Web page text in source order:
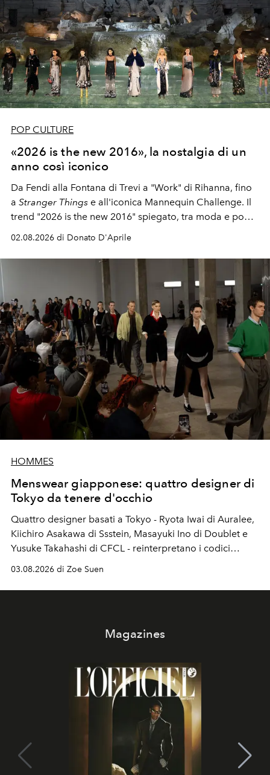
POP CULTURE
«2026 is the new 2016», la nostalgia di un
anno così iconico
Da Fendi alla Fontana di Trevi a "Work" di Rihanna, fino
a Stranger Things e all'iconica Mannequin Challenge. Il
trend "2026 is the new 2016" spiegato, tra moda e pop
02.08.2026 di Donato D'Aprile
HOMMES
Menswear giapponese: quattro designer di
Tokyo da tenere d'occhio
Quattro designer basati a Tokyo - Ryota Iwai di Auralee,
Kiichiro Asakawa di Ssstein, Masayuki Ino di Doublet e
Yusuke Takahashi di CFCL - reinterpretano i codici
estetici che hanno reso unico il menswear giapponese.
03.08.2026 di Zoe Suen
Magazines